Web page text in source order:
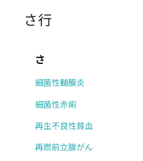
さ行
さ
細菌性髄膜炎
細菌性赤痢
再生不良性貧血
再燃前立腺がん